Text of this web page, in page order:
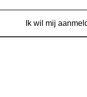
Ik wil mij